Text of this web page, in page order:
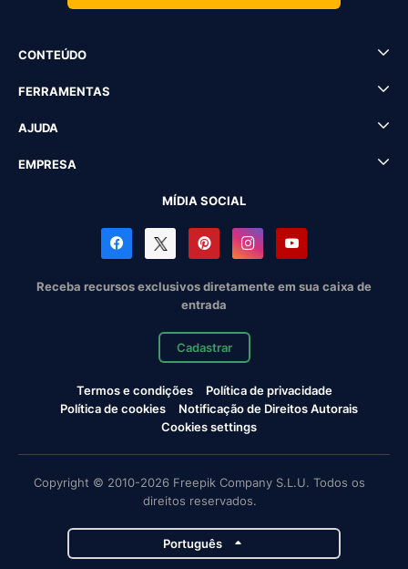
CONTEÚDO
FERRAMENTAS
AJUDA
EMPRESA
MÍDIA SOCIAL
Receba recursos exclusivos diretamente em sua caixa de
entrada
Cadastrar
Termos e condições
Política de privacidade
Política de cookies
Notificação de Direitos Autorais
Cookies settings
Copyright © 2010-2026 Freepik Company S.L.U. Todos os
direitos reservados.
Português